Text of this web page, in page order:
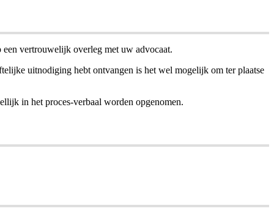
vertrouwelijk overleg met uw advocaat.
uitnodiging hebt ontvangen is het wel mogelijk om ter plaatse
in het proces-verbaal worden opgenomen.